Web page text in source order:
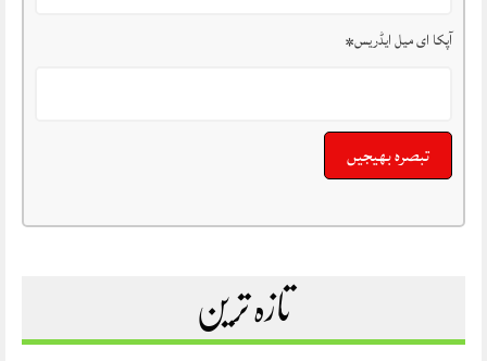
آپکا ای میل ایڈریس*
تازہ ترین